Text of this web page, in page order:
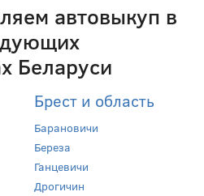
автовыкуп в
Беларуси
Брест и область
Барановичи
Береза
Ганцевичи
Дрогичин